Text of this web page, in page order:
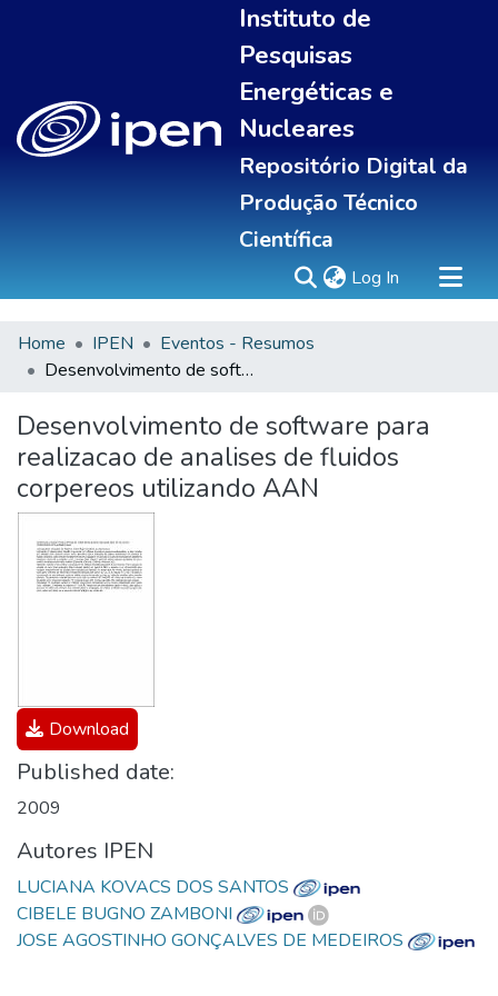
Instituto de
Pesquisas
Energéticas e
Nucleares
Repositório Digital da
Produção Técnico
Científica
Log In (current)
Sobre
All of DSpace
Statistics
Home IPEN
Eventos - Resumos
Desenvolvimento de software para realizacao de analises de fluidos corpereos utilizando AAN
Desenvolvimento de software para
realizacao de analises de fluidos
corpereos utilizando AAN
Download
Published date:
2009
Autores IPEN
LUCIANA KOVACS DOS SANTOS
CIBELE BUGNO ZAMBONI
JOSE AGOSTINHO GONÇALVES DE MEDEIROS